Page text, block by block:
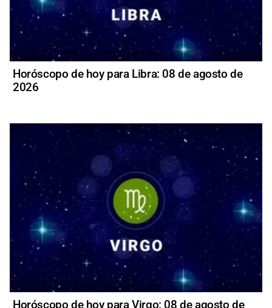
Horóscopo de hoy para Libra: 08 de agosto de
2026
Horóscopo de hoy para Virgo: 08 de agosto de